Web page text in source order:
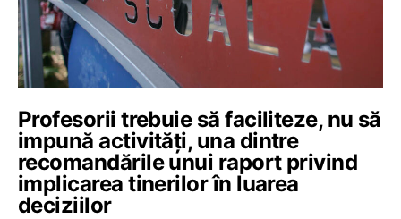
Profesorii trebuie să faciliteze, nu să
impună activități, una dintre
recomandările unui raport privind
implicarea tinerilor în luarea
deciziilor